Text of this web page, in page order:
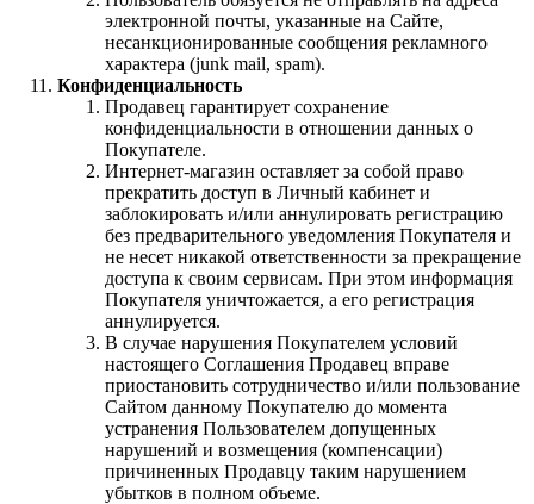
электронной почты, указанные на Сайте,
несанкционированные сообщения рекламного
характера (junk mail, spam).
Конфиденциальность
Продавец гарантирует сохранение
конфиденциальности в отношении данных о
Покупателе.
Интернет-магазин оставляет за собой право
прекратить доступ в Личный кабинет и
заблокировать и/или аннулировать регистрацию
без предварительного уведомления Покупателя и
не несет никакой ответственности за прекращение
доступа к своим сервисам. При этом информация
Покупателя уничтожается, а его регистрация
аннулируется.
В случае нарушения Покупателем условий
настоящего Соглашения Продавец вправе
приостановить сотрудничество и/или пользование
Сайтом данному Покупателю до момента
устранения Пользователем допущенных
нарушений и возмещения (компенсации)
причиненных Продавцу таким нарушением
убытков в полном объеме.